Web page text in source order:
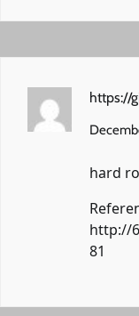
https://
hard
http://
81